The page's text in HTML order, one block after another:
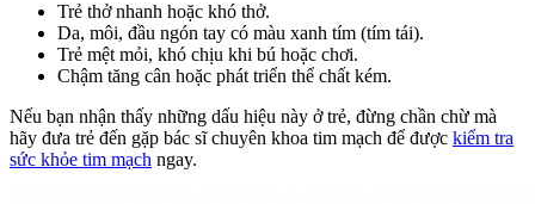
Trẻ thở nhanh hoặc khó thở.
Da, môi, đầu ngón tay có màu xanh tím (tím tái).
Trẻ mệt mỏi, khó chịu khi bú hoặc chơi.
Chậm tăng cân hoặc phát triển thể chất kém.
Nếu bạn nhận thấy những dấu hiệu này ở trẻ, đừng chần chừ mà
hãy đưa trẻ đến gặp bác sĩ chuyên khoa tim mạch để được kiểm tra
sức khỏe tim mạch ngay.